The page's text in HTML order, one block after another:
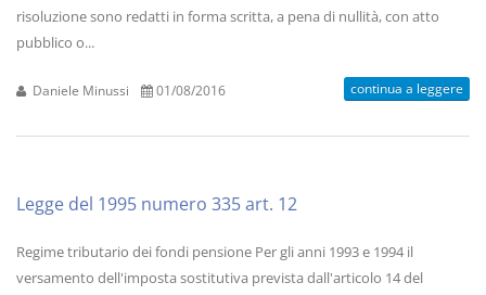
risoluzione sono redatti in forma scritta, a pena di nullità, con atto
pubblico o...
Daniele Minussi 01/08/2016 continua a leggere
Legge del 1995 numero 335 art. 12
Regime tributario dei fondi pensione Per gli anni 1993 e 1994 il
versamento dell'imposta sostitutiva prevista dall'articolo 14 del